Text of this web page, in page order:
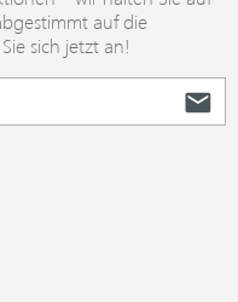
auf die
sich jetzt an!